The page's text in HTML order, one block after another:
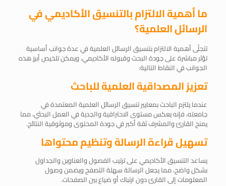
ما أهمية الالتزام بالتنسيق الأكاديمي في
الرسائل العلمية؟
تتجلّى أهمية الالتزام بتنسيق الرسائل العلمية في عدة جوانب أساسية
تؤثر مباشرة على جودة البحث وقبوله الأكاديمي، ويمكن تلخيص أبرز هذه
الجوانب في النقاط التالية:
تعزيز المصداقية العلمية للباحث
عندما يلتزم الباحث بمعايير تنسيق الرسائل العلمية المعتمدة في
جامعته، فإنه يعكس مستوى الاحترافية والجدية في العمل البحثي، مما
يمنح القارئ والمشرف ثقة أكبر في جودة المحتوى وموثوقية النتائج.
تسهيل قراءة الرسالة وتنظيم محتواها
يساعد التنسيق الأكاديمي على ترتيب الفصول والعناوين والجداول
بشكل واضح، مما يجعل الرسالة سهلة التصفح ويضمن وصول
المعلومات إلى القارئ دون ارتباك أو ضياع بين الصفحات.